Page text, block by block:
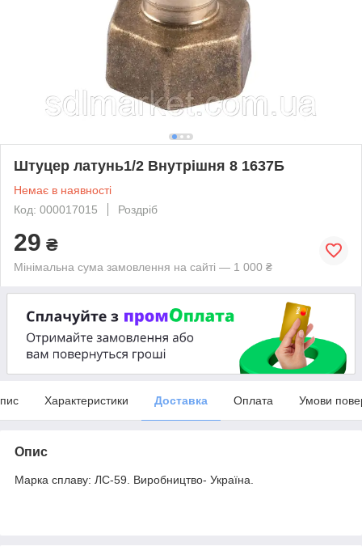
Штуцер латунь1/2 Внутрішня 8 1637Б
Немає в наявності
Код: 000017015
Роздріб
29 ₴
Мінімальна сума замовлення на сайті — 1 000 ₴
Характеристики Доставка Оплата Умови
Опис
Марка сплаву: ЛС-59. Виробництво- Україна.